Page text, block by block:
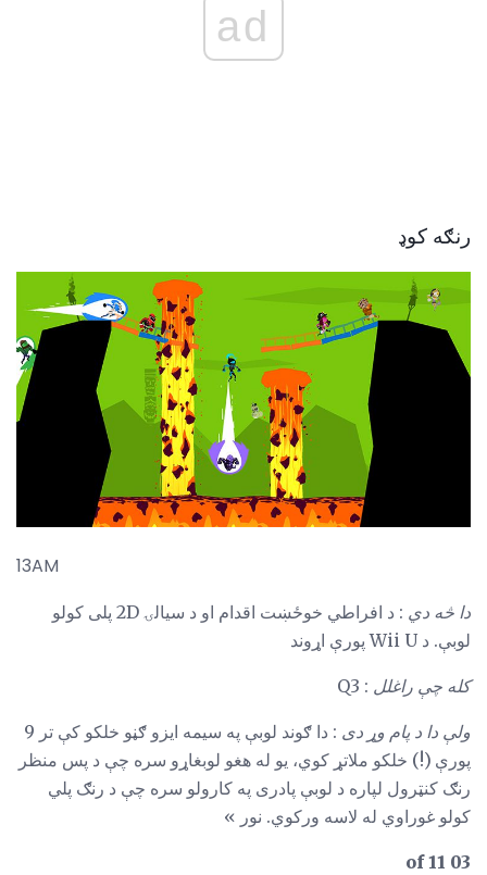
ad
رنګه کوډ
13AM
دا څه دي
: د افراطي خوځښت اقدام او د سیالۍ 2D پلی کولو
لوبې. د Wii U پورې اړوند
کله چې راغلل : Q3
ولې دا د پام وړ دی
: دا ګوند لوبې په سیمه ایزو ګڼو خلکو کې تر 9
پورې (!) خلکو ملاتړ کوي، یو له هغو لوبغاړو سره چې د پس منظر
رنګ کنټرول لپاره د لوبې پادری په کارولو سره چې د رنګ پلي
کولو غوراوي له لاسه ورکوي. نور »
03 of 11